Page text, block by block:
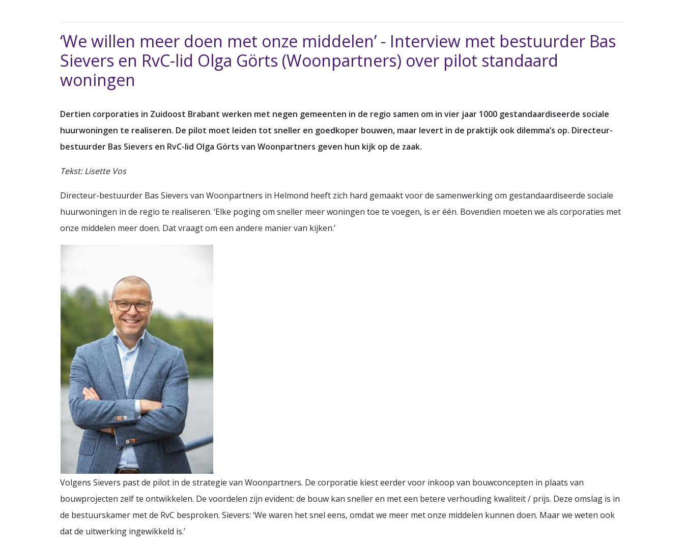
‘We willen meer doen met onze middelen’ - Interview met bestuurder Bas
Sievers en RvC-lid Olga Görts (Woonpartners) over pilot standaard
woningen
Dertien corporaties in Zuidoost Brabant werken met negen gemeenten in de regio samen om in vier jaar 1000 gestandaardiseerde sociale
huurwoningen te realiseren. De pilot moet leiden tot sneller en goedkoper bouwen, maar levert in de praktijk ook dilemma’s op. Directeur-
bestuurder Bas Sievers en RvC-lid Olga Görts van Woonpartners geven hun kijk op de zaak.
Tekst: Lisette Vos
Directeur-bestuurder Bas Sievers van Woonpartners in Helmond heeft zich hard gemaakt voor de samenwerking om gestandaardiseerde sociale
huurwoningen in de regio te realiseren. ‘Elke poging om sneller meer woningen toe te voegen, is er één. Bovendien moeten we als corporaties met
onze middelen meer doen. Dat vraagt om een andere manier van kijken.’
Volgens Sievers past de pilot in de strategie van Woonpartners. De corporatie kiest eerder voor inkoop van bouwconcepten in plaats van
bouwprojecten zelf te ontwikkelen. De voordelen zijn evident: de bouw kan sneller en met een betere verhouding kwaliteit / prijs. Deze omslag is in
de bestuurskamer met de RvC besproken. Sievers: ‘We waren het snel eens, omdat we meer met onze middelen kunnen doen. Maar we weten ook
dat de uitwerking ingewikkeld is.’